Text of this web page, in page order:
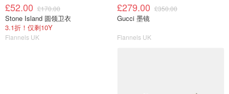
£52.00 £170.00
Stone Island 圆领卫衣
3.1折！仅剩10Y
Flannels UK
£279.00 £350.00
Gucci 墨镜
Flannels UK